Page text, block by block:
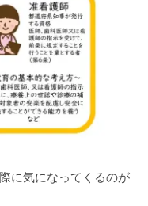
に気になってくるのが